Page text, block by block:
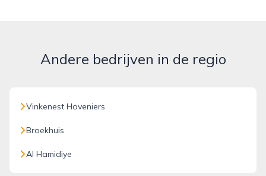
Andere bedrijven in de regio
Vinkenest Hoveniers
Broekhuis
Al Hamidiye